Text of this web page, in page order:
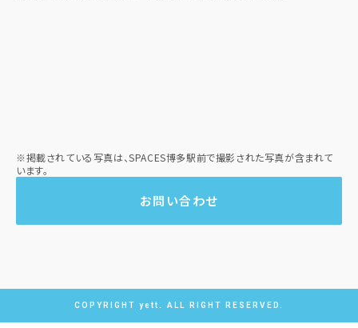
※掲載されている写真は、SPACES博多駅前で撮影された写真が含まれて
います。
お問い合わせ
COPYRIGHT yett. ALL RIGHT RESERVED.